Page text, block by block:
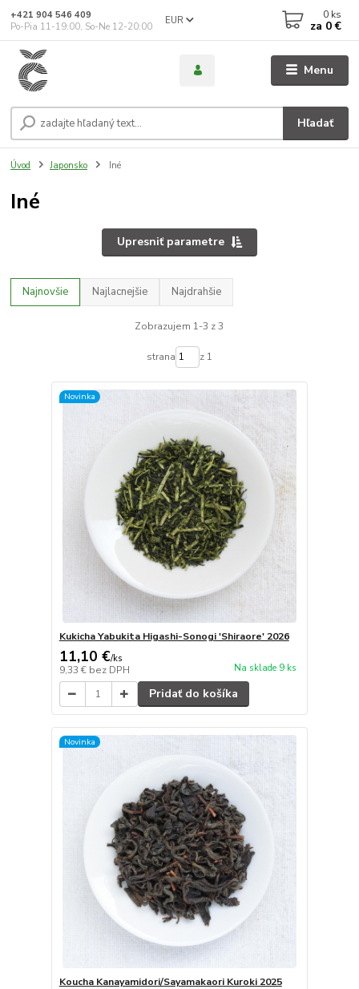
Menu
EUR
Hľadať
+421 904 546 409
Po-Pia 11-19:00, So-Ne 12-20:00
0 ks
za 0 €
Úvod Japonsko Iné
Iné
Upresniť parametre
Najnovšie Najlacnejšie Najdrahšie
Zobrazujem 1-3 z 3
strana z 1
Novinka
Kukicha Yabukita Higashi-Sonogi 'Shiraore' 2026
11,10 €/ks
9,33 € bez DPH Na sklade 9 ks
Pridať do košíka
Novinka
Koucha Kanayamidori/Sayamakaori Kuroki 2025